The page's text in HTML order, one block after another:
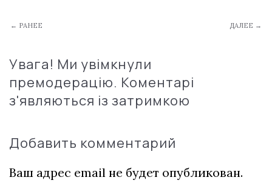
← РАНЕЕ ДАЛЕЕ →
Увага! Ми увімкнули
премодерацію. Коментарі
з'являються із затримкою
Добавить комментарий
Ваш адрес email не будет опубликован.